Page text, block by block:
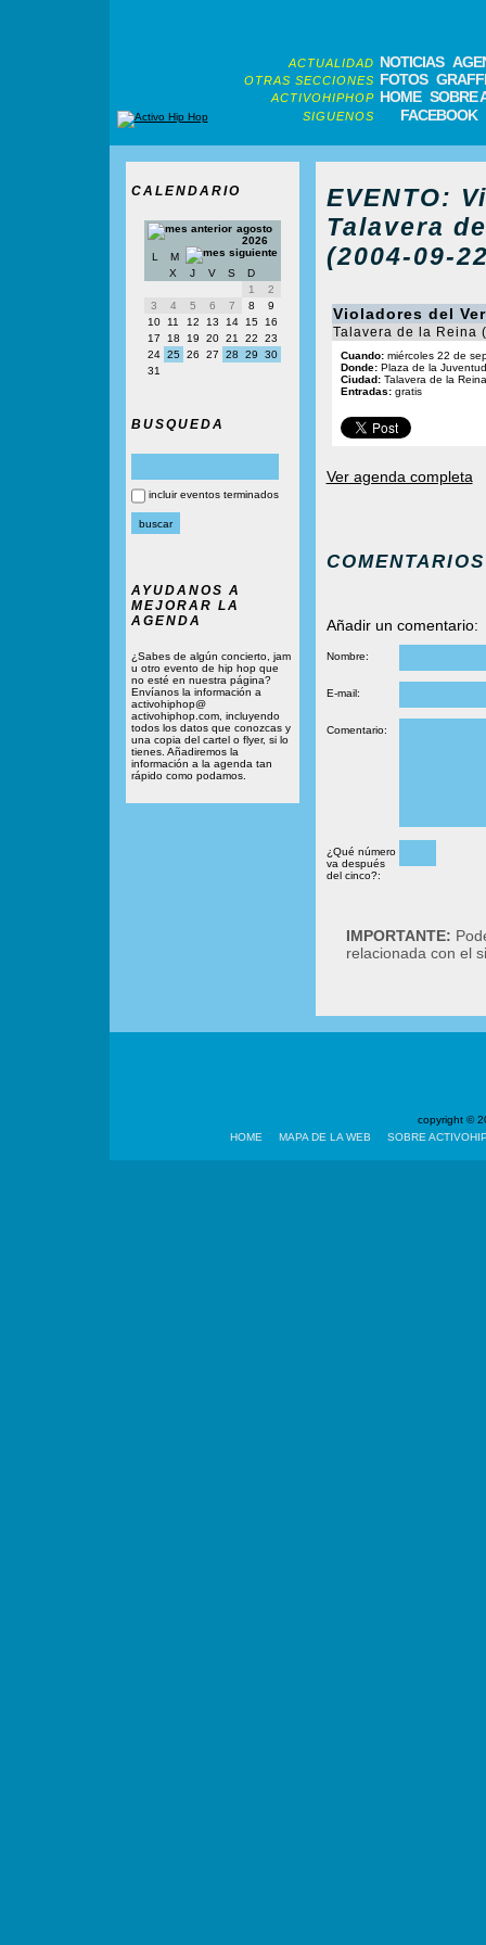
ACTUALIDAD NOTICIAS
OTRAS SECCIONES FOTOS
ACTIVOHIPHOP HOME SOBRE
SIGUENOS FACEBOOK
CALENDARIO
agosto
2026
L
M
X
J V S
D
1
2
3
4 5 6 7 8
9
10
11 12 13 14 15
16
17
18 19 20 21 22
23
24 25 26 27 28 29
30
31
BUSQUEDA
incluir eventos terminados
AYUDANOS A
MEJORAR LA
AGENDA
¿Sabes de algún concierto, jam
u otro evento de hip hop que
no esté en nuestra página?
Envíanos la información a
activohiphop@
activohiphop.com, incluyendo
todos los datos que conozcas y
una copia del cartel o flyer, si lo
tienes. Añadiremos la
información a la agenda tan
rápido como podamos.
EVENTO:
Talavera
(2004-09-
Violadores del
Talavera de la Reina
Cuando:miércoles 22 de
Donde:Plaza de la Juventud
Ciudad:Talavera de la
Entradas: gratis
Ver agenda completa
COMENTARIOS
Añadir un comentario:
Nombre:
E-mail:
Comentario:
¿Qué número
va después
del cinco?:
IMPORTANTE:
relacionada con el
copyright ©
HOME
MAPA DE LA WEB SOBRE